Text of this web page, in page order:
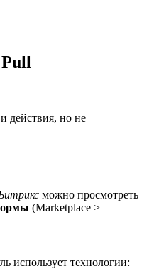
действия, но не
можно просмотреть
(Marketplace >
использует технологии: